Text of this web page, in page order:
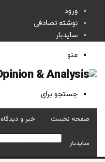
ورود
نوشته تصادفی
سایدبار
منو
جستجو برای
صفحه نخست خبر و دیدگاه
سایدبار